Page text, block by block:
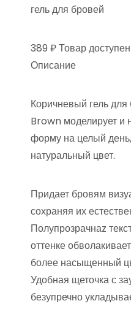
гель для бровей
389 ₽ Товар
Описание
Коричневый гель
Brown моделирует и
форму на целый
натуральный цвет.
Придает бровям
сохраняя их
Полупрозрачнаz
оттенке
более насыщенный
Удобная щеточка с
безупречно